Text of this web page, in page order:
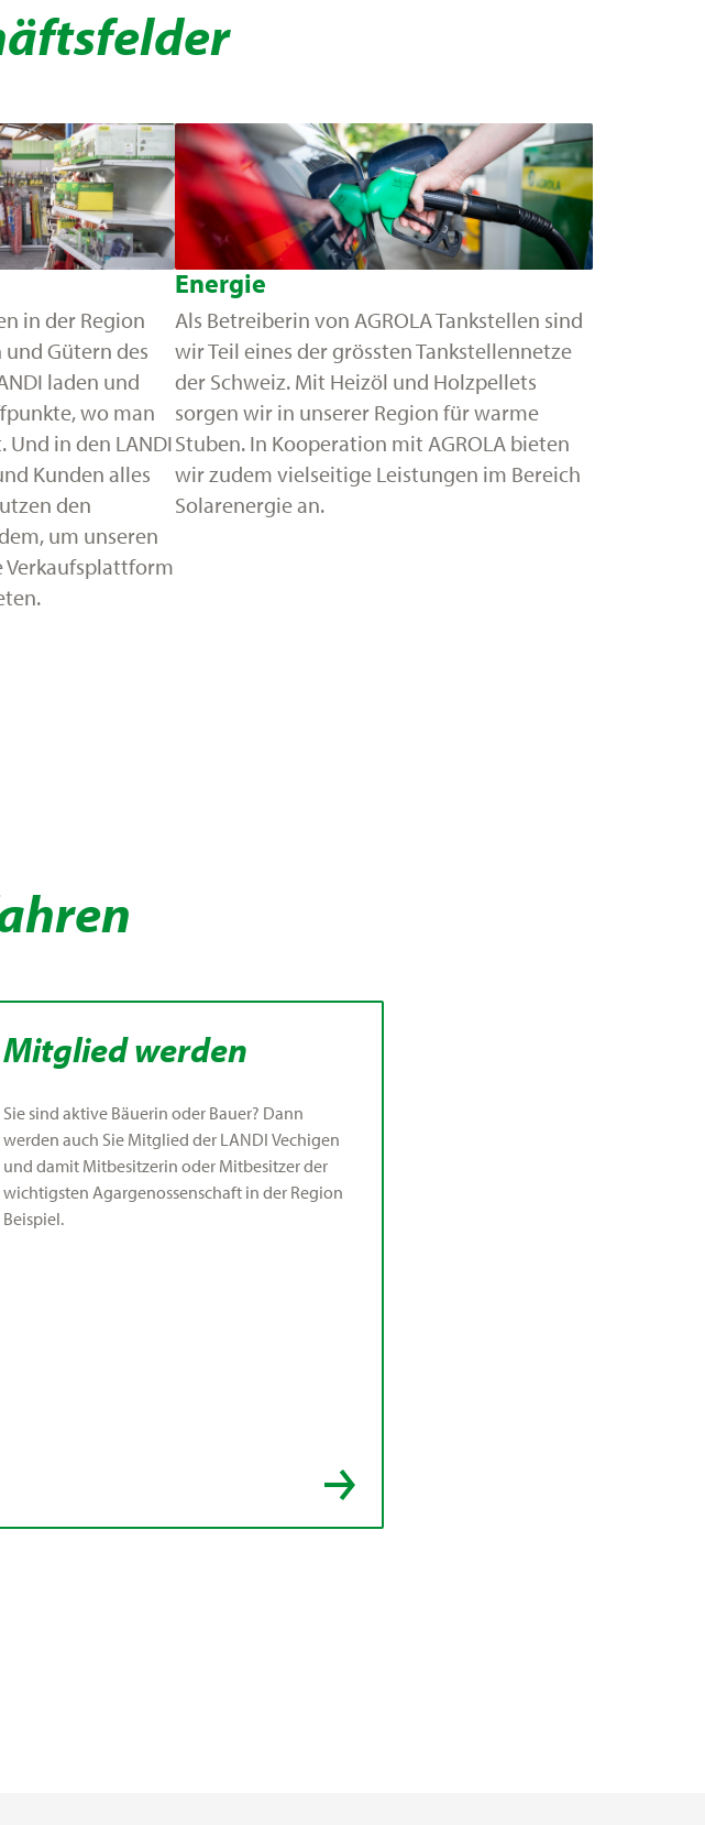
in der Region
Gütern des
laden und
wo man
in den LANDI
Kunden alles
den
um unseren
Energie
Als Betreiberin von AGROLA Tankstellen sind
wir Teil eines der grössten Tankstellennetze
der Schweiz. Mit Heizöl und Holzpellets
sorgen wir in unserer Region für warme
Stuben. In Kooperation mit AGROLA bieten
wir zudem vielseitige Leistungen im Bereich
Solarenergie an.
Mitglied werden
Sie sind aktive Bäuerin oder Bauer? Dann
werden auch Sie Mitglied der LANDI Vechigen
und damit Mitbesitzerin oder Mitbesitzer der
wichtigsten Agargenossenschaft in der Region
Beispiel.